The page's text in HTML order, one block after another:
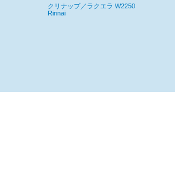
クリナップ／ラクエラ W2100